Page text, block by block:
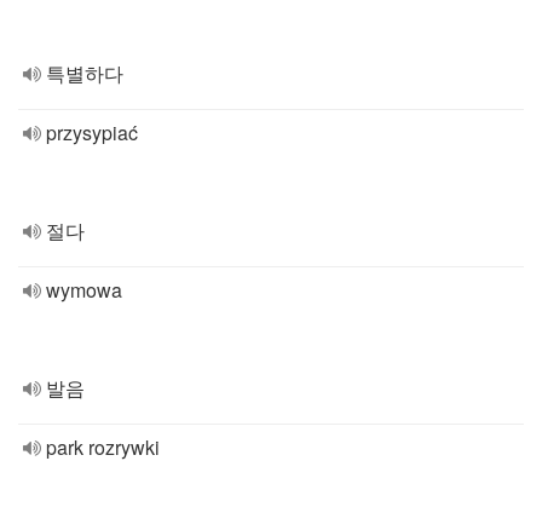
특별하다
przysypiać
절다
wymowa
발음
park rozrywki